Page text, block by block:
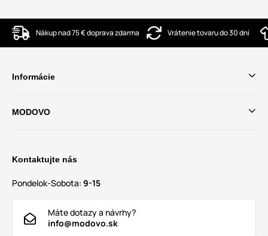
Nákup nad 75 € doprava zdarma Vrátenie tovaru do 30 dní
Informácie
MODOVO
Kontaktujte nás
Pondelok-Sobota: 9-15
Máte dotazy a návrhy?
info@modovo.sk